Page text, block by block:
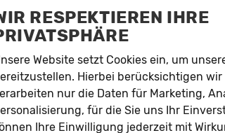
S-MAX
RESPEKTIEREN IHRE
Website setzt Cookies ein, um
Hierbei berücksichtigen
nur die Daten für Marketing,
für die Sie uns Ihr
Ihre Einwilligung jederzeit mit